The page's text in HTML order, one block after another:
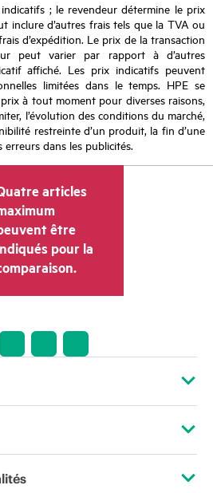
; le revendeur détermine le prix
inclure d’autres frais tels que la TVA ou
d’expédition. Le prix de la transaction
peut varier par rapport à d’autres
affiché. Les prix indicatifs peuvent
limitées dans le temps. HPE se
à tout moment pour diverses raisons,
l’évolution des conditions du marché,
restreinte d’un produit, la fin d’une
dans les publicités.
articles
être
pour la
(OSS)